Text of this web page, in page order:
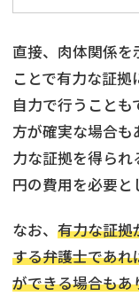
直接、肉体関係を
ことで有力な証
自力で行うこと
方が確実な場合も
力な証拠を得ら
円の費用を必要と
なお、 有力な証拠
する弁護士であれ
ができる場合もあ